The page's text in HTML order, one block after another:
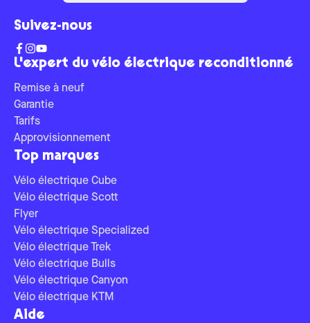
L'expert du vélo électrique reconditionné
Remise à neuf
Garantie
Tarifs
Approvisionnement
Top marques
Vélo électrique Cube
Vélo électrique Scott
Flyer
Vélo électrique Specialized
Vélo électrique Trek
Vélo électrique Bulls
Vélo électrique Canyon
Vélo électrique KTM
Aide
Suivez-nous